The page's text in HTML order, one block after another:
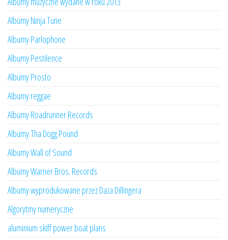
Albumy Ninja Tune
Albumy Parlophone
Albumy Pestilence
Albumy Prosto
Albumy reggae
Albumy Roadrunner Records
Albumy Tha Dogg Pound
Albumy Wall of Sound
Albumy Warner Bros. Records
Albumy wyprodukowane przez Daza Dillingera
Algorytmy numeryczne
aluminium skiff power boat plans